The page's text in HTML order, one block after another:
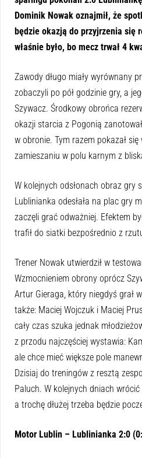
Dominik Nowak oznajmił, że
będzie okazją do przyjrzenia się
właśnie było, bo mecz trwał 4
Zawody długo miały wyrównany
zobaczyli po pół godzinie gry, a
Szywacz. Środkowy obrońca
okazji starcia z Pogonią
w obronie. Tym razem pokazał
zamieszaniu w polu karnym z
W kolejnych odsłonach obraz gry
Lublinianka odesłała na plac gry
zaczęli grać odważniej. Efektem
trafił do siatki bezpośrednio z
Trener Nowak utwierdził w
Wzmocnieniem obrony oprócz
Artur Gieraga, który niegdyś grał
także: Maciej Wojczuk i Maciej
cały czas szuka jednak
z przodu najczęściej wystawia:
ale chce mieć większe pole
Dzisiaj do treningów z resztą
Paluch. W kolejnych dniach
a trochę dłużej trzeba będzie
Motor Lublin – Lublinianka 2:0